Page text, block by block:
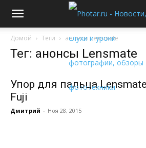
Домой Теги анонсы Lensmate
Тег: анонсы Lensmate
Упор для пальца
Fuji
Дмитрий - Ноя 28, 2015